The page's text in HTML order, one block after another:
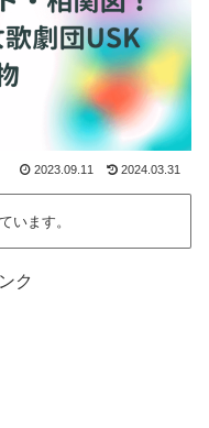
2023.09.11 2024.03.31
います。
ク